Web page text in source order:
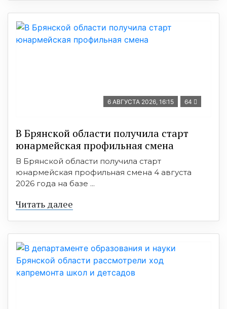
6 АВГУСТА 2026, 16:15 64
В Брянской области получила старт
юнармейская профильная смена
В Брянской области получила старт
юнармейская профильная смена 4 августа
2026 года на базе ...
Читать далее